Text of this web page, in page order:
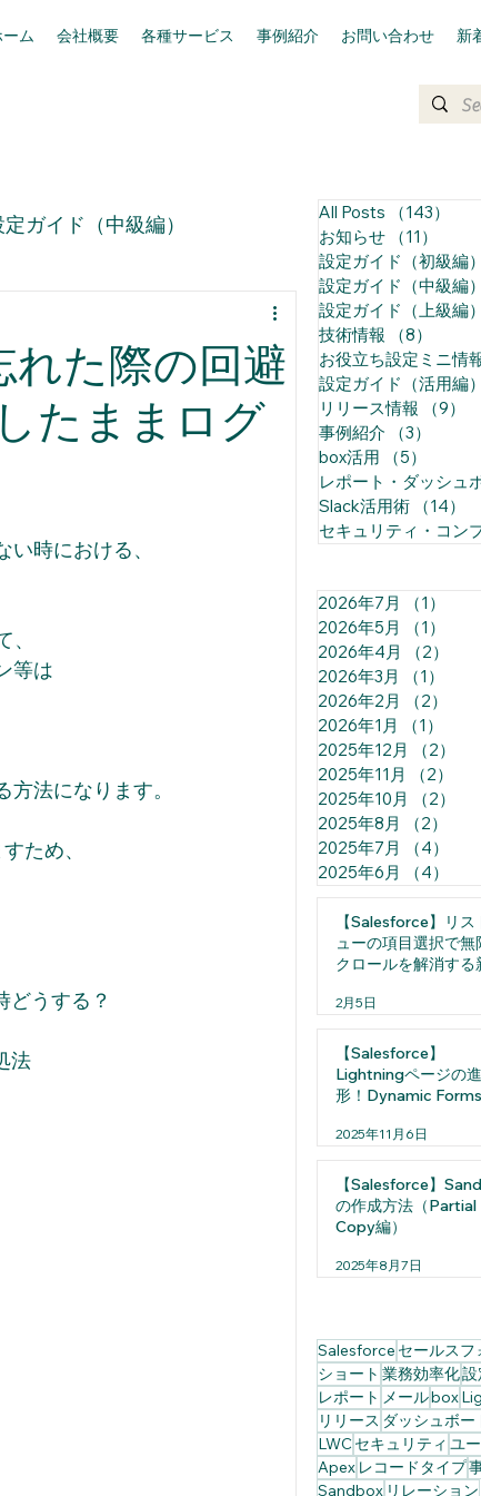
ーム 会社概要 各種サービス 事例紹介 お問い合わせ 新
ガイド（中級編）
box活用
れた際の回避
たままログ
時における、
等は
法になります。
ため、
どうする？
法
All Posts （143）
お知らせ
（11）
設定ガイド（初級編）
設定ガイド（中級編）
設定ガイド（上級編）
技術情報
（8）
設定ガイド（活用編）
リリース情報
（9）
事例紹介
（3）
box活用
（5）
レポート・ダッシュ
Slack活用術
（14）
2026年7月 （1）
2026年5月
（1）
2026年4月
（2）
2026年3月
（1）
2026年2月
（2）
2026年1月
（1）
2025年12月
（2）
2025年11月
（2）
2025年10月
（2）
2025年8月
（2）
2025年7月
（4）
2025年6月
（4）
【Salesforce】リス
ューの項目選択で無
クロールを解消する
2月5日
【Salesforce】
Lightningページの
形！Dynamic
2025年11月6日
【Salesforce】
の作成方法（Partial
Copy編）
2025年8月7日
Salesforce セールスフ
ショート 業務効率化設
レポート メールbox
リリース ダッシュボー
LWC セキュリティ ユ
Apex レコードタイプ
Sandbox リレーション